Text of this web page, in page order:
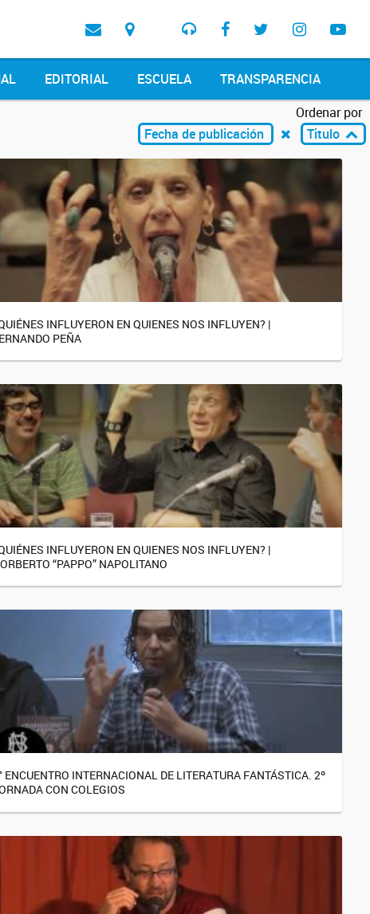
EDITORIAL ESCUELA TRANSPARENCIA
Ordenar por
Fecha de publicación
Titulo
INFLUYERON EN QUIENES NOS INFLUYEN? |
PEÑA
INFLUYERON EN QUIENES NOS INFLUYEN? |
“PAPPO” NAPOLITANO
ENCUENTRO INTERNACIONAL DE LITERATURA FANTÁSTICA. 2º
CON COLEGIOS